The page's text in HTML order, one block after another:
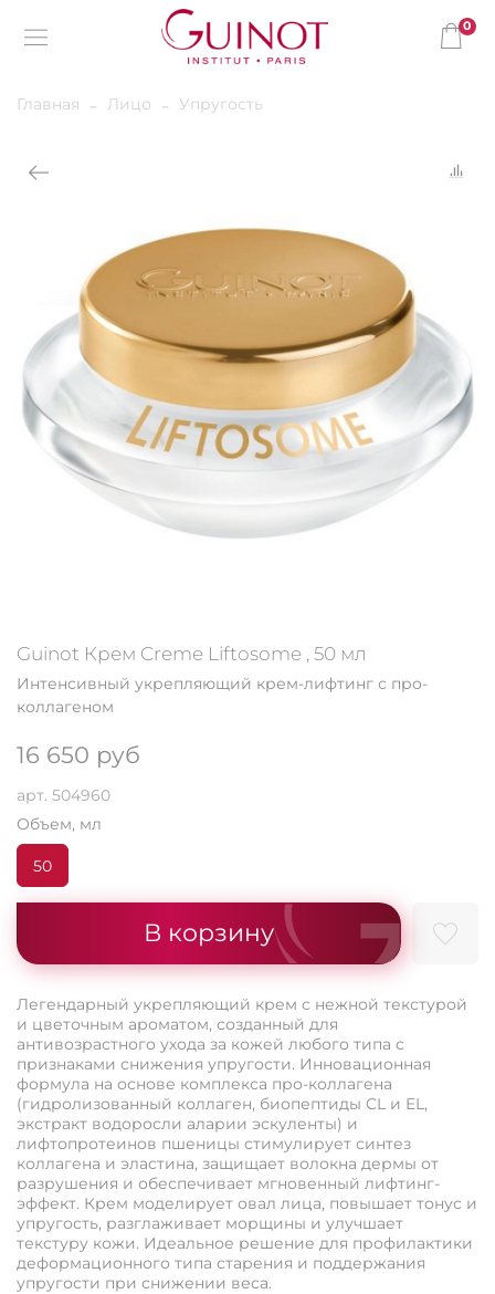
0
Главная Лицо Упругость
арт. 504960
Guinot Крем Creme Liftosome , 50 мл
Интенсивный укрепляющий крем-лифтинг с про-
коллагеном
16 650 руб
В корзину
Объем, мл
50
Легендарный укрепляющий крем с нежной текстурой
и цветочным ароматом, созданный для
антивозрастного ухода за кожей любого типа с
признаками снижения упругости. Инновационная
формула на основе комплекса про-коллагена
(гидролизованный коллаген, биопептиды CL и EL,
экстракт водоросли аларии эскуленты) и
лифтопротеинов пшеницы стимулирует синтез
коллагена и эластина, защищает волокна дермы от
разрушения и обеспечивает мгновенный лифтинг-
эффект. Крем моделирует овал лица, повышает тонус и
упругость, разглаживает морщины и улучшает
текстуру кожи. Идеальное решение для профилактики
деформационного типа старения и поддержания
упругости при снижении веса.